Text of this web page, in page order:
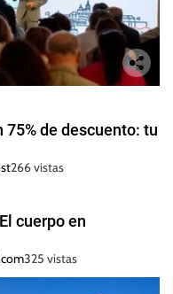
de descuento: tu
266 vistas
cuerpo en
325 vistas